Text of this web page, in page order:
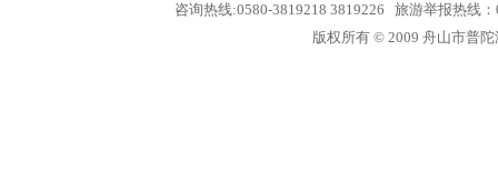
咨询热线:0580-3819218 3819226 旅游举报热线
版权所有 © 2009 舟山市普